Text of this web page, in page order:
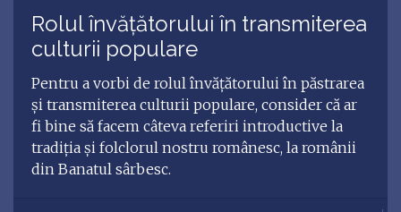
Rolul învățătorului în transmiterea
culturii populare
Pentru a vorbi de rolul învățătorului în păstrarea
și transmiterea culturii populare, consider că ar
fi bine să facem câteva referiri introductive la
tradiția și folclorul nostru românesc, la românii
din Banatul sârbesc.